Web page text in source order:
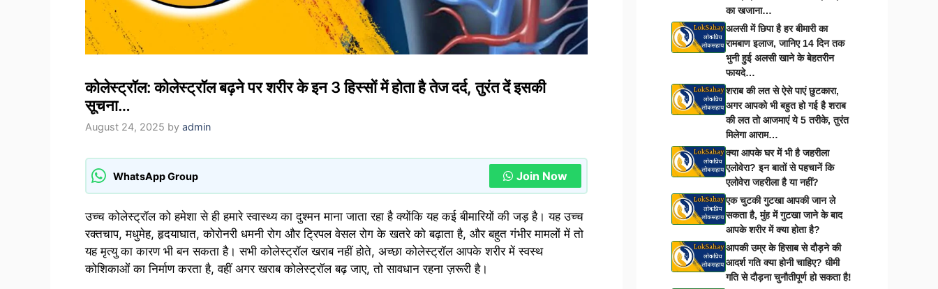
कोलेस्ट्रॉल: कोलेस्ट्रॉल बढ़ने पर शरीर के इन 3 हिस्सों में होता है तेज दर्द, तुरंत दें इसकी
सूचना…
August 24, 2025 by admin
WhatsApp Group Join Now
उच्च कोलेस्ट्रॉल को हमेशा से ही हमारे स्वास्थ्य का दुश्मन माना जाता रहा है क्योंकि यह कई बीमारियों की जड़ है। यह उच्च
रक्तचाप, मधुमेह, हृदयाघात, कोरोनरी धमनी रोग और ट्रिपल वेसल रोग के खतरे को बढ़ाता है, और बहुत गंभीर मामलों में तो
यह मृत्यु का कारण भी बन सकता है। सभी कोलेस्ट्रॉल खराब नहीं होते, अच्छा कोलेस्ट्रॉल आपके शरीर में स्वस्थ
कोशिकाओं का निर्माण करता है, वहीं अगर खराब कोलेस्ट्रॉल बढ़ जाए, तो सावधान रहना ज़रूरी है।
का खजाना…
अलसी में छिपा है हर बीमारी का
रामबाण इलाज, जानिए 14 दिन तक
भुनी हुई अलसी खाने के बेहतरीन
फायदे…
शराब की लत से ऐसे पाएं छुटकारा,
अगर आपको भी बहुत हो गई है शराब
की लत तो आजमाएं ये 5 तरीके, तुरंत
मिलेगा आराम…
क्या आपके घर में भी है जहरीला
एलोवेरा? इन बातों से पहचानें कि
एलोवेरा जहरीला है या नहीं?
एक चुटकी गुटखा आपकी जान ले
सकता है, मुंह में गुटखा जाने के बाद
आपके शरीर में क्या होता है?
आपकी उम्र के हिसाब से दौड़ने की
आदर्श गति क्या होनी चाहिए? धीमी
गति से दौड़ना चुनौतीपूर्ण हो सकता है!